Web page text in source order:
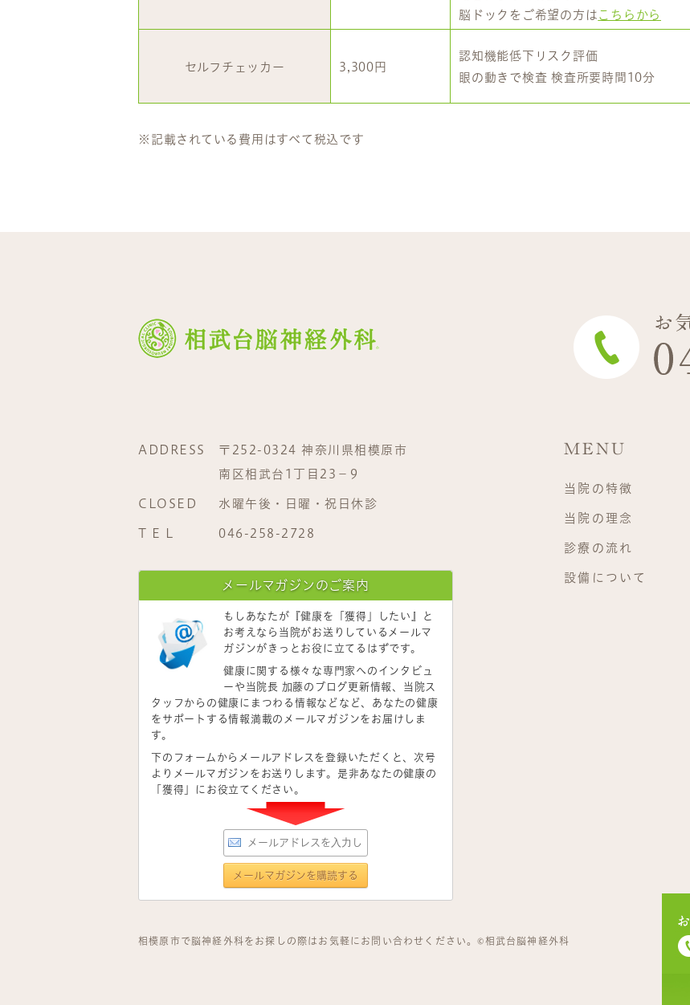
脳ドックをご希望の方は こちらから
セルフチェッカー 3,300円
認知機能低下リスク評価
眼の動きで検査 検査所要時間10分
※記載されている費用はすべて税込です
ADDRESS
〒252-0324 神奈川県相模原市
南区相武台1丁目23−9
CLOSED 水曜午後・日曜・祝日休診
T E L 046-258-2728
メールマガジンのご案内
もしあなたが 『健康を「獲得」したい』
と
お考えなら当院がお送りしているメールマ
ガジンがきっとお役に立てるはずです。
健康に関する様々な専門家へのインタビュ
ーや当院長 加藤のブログ更新情報、当院ス
タッフからの健康にまつわる情報などなど、あなたの健康
をサポートする情報満載のメールマガジンをお届けしま
す。
下のフォームからメールアドレスを登録いただくと、次号
よりメールマガジンをお送りします。是非あなたの健康の
「獲得」にお役立てください。
MENU
当院の特徴
当院の理念
診療の流れ
設備について
相模原市で脳神経外科をお探しの際はお気軽にお問い合わせください。©相武台脳神経外科